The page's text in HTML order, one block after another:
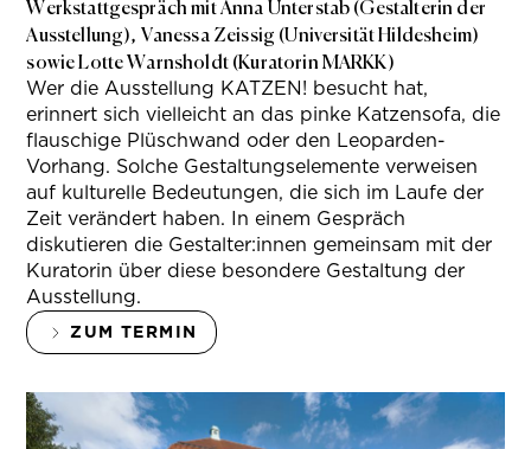
Werkstattgespräch mit Anna Unterstab (Gestalterin der
Ausstellung), Vanessa Zeissig (Universität Hildesheim)
sowie Lotte Warnsholdt (Kuratorin MARKK)
Wer die Ausstellung KATZEN! besucht hat,
erinnert sich vielleicht an das pinke Katzensofa, die
flauschige Plüschwand oder den Leoparden-
Vorhang. Solche Gestaltungselemente verweisen
auf kulturelle Bedeutungen, die sich im Laufe der
Zeit verändert haben. In einem Gespräch
diskutieren die Gestalter:innen gemeinsam mit der
Kuratorin über diese besondere Gestaltung der
Ausstellung.
ZUM TERMIN